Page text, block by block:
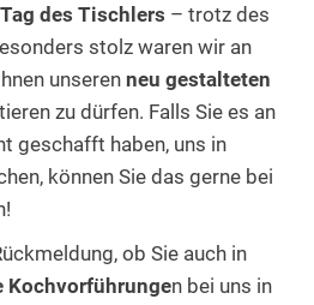
Tag des Tischlers – trotz des
stolz waren wir an
unseren neu gestalteten
zu dürfen. Falls Sie es an
geschafft haben, uns in
können Sie das gerne bei
ob Sie auch in
Kochvorführungen bei uns in